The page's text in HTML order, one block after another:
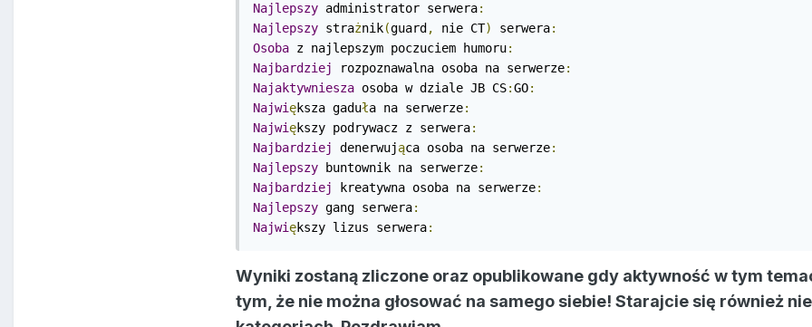
Najlepszy administrator serwera:
Najlepszy strażnik(guard , nie CT) serwera:
Osoba z najlepszym poczuciem humoru:
Najbardziej
rozpoznawalna osoba na serwerze:
Najaktywniesza osoba w dziale JB CS:GO:
Najwi ększa gaduła na serwerze:
Najwi ększy podrywacz z serwera:
Najbardziej
denerwująca osoba na serwerze:
Najlepszy buntownik na serwerze:
Najbardziej
kreatywna osoba na serwerze:
Najlepszy gang serwera:
Najwi ększy lizus serwera:
Wyniki zostaną zliczone oraz opublikowane gdy aktywność w tym
tym, że nie można głosować na samego siebie! Starajcie się również